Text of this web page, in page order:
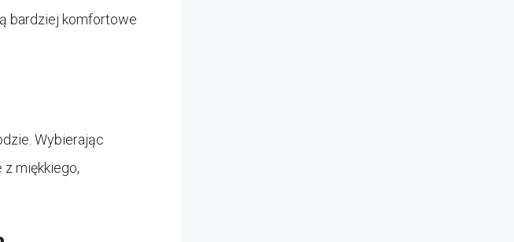
bardziej komfortowe
Wybierając
miękkiego,